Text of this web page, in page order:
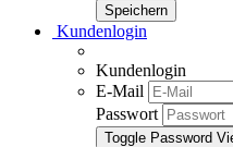
Kundenlogin
Kundenlogin
E-Mail
Passwort
Toggle Password